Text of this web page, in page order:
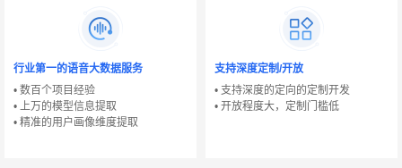
行业第一的语音大数据服务
• 数百个项目经验
• 上万的模型信息提取
• 精准的用户画像维度提取
支持深度定制/开放
• 支持深度的定向的定制开发
• 开放程度大，定制门槛低